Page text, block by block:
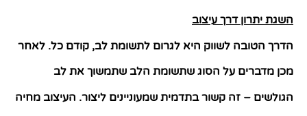
השגת יתרון דרך עיצוב
הדרך הטובה לשווק היא לגרום לתשומת לב, קודם כל. לאחר
מכן מדברים על הסוג שתשומת הלב שתמשוך את לב
הגולשים – זה קשור בתדמית שמעוניינים ליצור. העיצוב מחיה